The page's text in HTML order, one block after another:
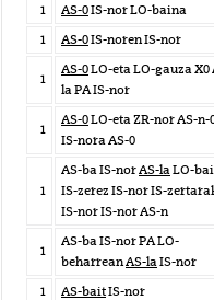
1
AS-0IS-nor LO-baina
1
AS-0IS-noren IS-nor
1
AS-0LO-eta LO-gauza X0
la PA IS-nor
1
AS-0LO-eta ZR-nor AS-n-
IS-nora AS-0
1
AS-ba IS-norAS-laLO-
IS-zerez IS-nor IS-
IS-nor IS-nor AS-n
1
AS-ba IS-nor PA LO-
beharreanAS-laIS-nor
1
AS-baitIS-nor